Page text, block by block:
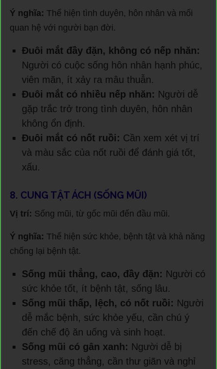
Ý nghĩa: Thể hiện tình duyên, hôn nhân và mối
quan hệ với người bạn đời.
Đuôi mắt đầy đặn, không có nếp nhăn:
Người có cuộc sống hôn nhân hạnh phúc,
viên mãn, ít xảy ra mâu thuẫn.
Đuôi mắt có nhiều nếp nhăn: Người dễ
gặp trắc trở trong tình duyên, hôn nhân
không ổn định.
Đuôi mắt có nốt ruồi: Cần xem xét vị trí
và màu sắc của nốt ruồi để đánh giá tốt,
xấu.
8. CUNG TẬT ÁCH (SỐNG MŨI)
Vị trí: Sống mũi, từ gốc mũi đến đầu mũi.
Ý nghĩa: Thể hiện sức khỏe, bệnh tật và khả năng
chống lại bệnh tật.
Sống mũi thẳng, cao, đầy đặn: Người có
sức khỏe tốt, ít bệnh tật, sống lâu.
Sống mũi thấp, lệch, có nốt ruồi: Người
dễ mắc bệnh, sức khỏe yếu, cần chú ý
đến chế độ ăn uống và sinh hoạt.
Sống mũi có gân xanh: Người dễ bị
stress, căng thẳng, cần thư giãn và nghỉ